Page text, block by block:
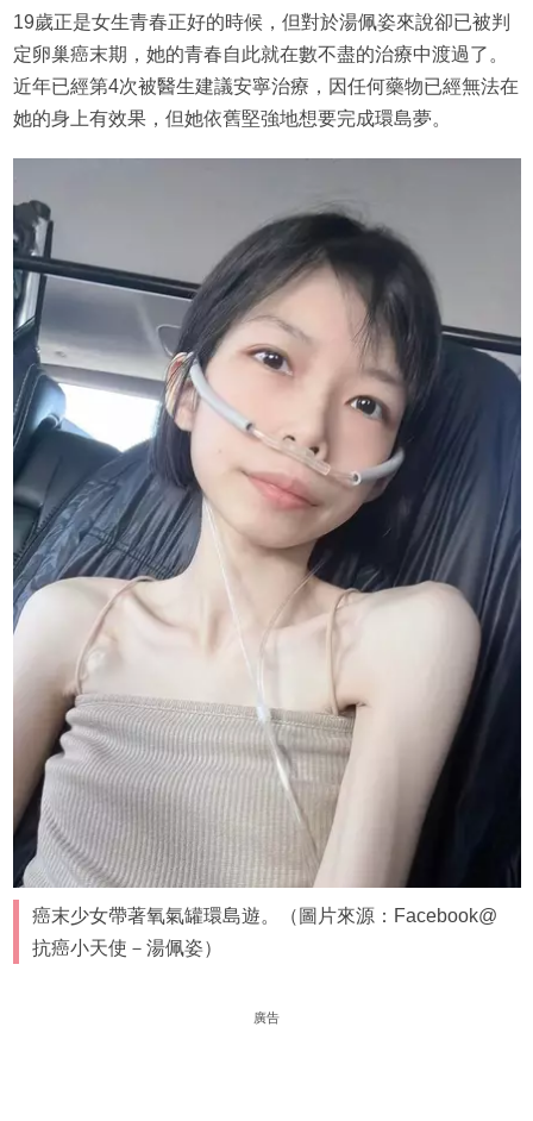
19歲正是女生青春正好的時候，但對於湯佩姿來說卻已被判
定卵巢癌末期，她的青春自此就在數不盡的治療中渡過了。
近年已經第4次被醫生建議安寧治療，因任何藥物已經無法在
她的身上有效果，但她依舊堅強地想要完成環島夢。
癌末少女帶著氧氣罐環島遊。（圖片來源：Facebook@
抗癌小天使－湯佩姿）
廣告